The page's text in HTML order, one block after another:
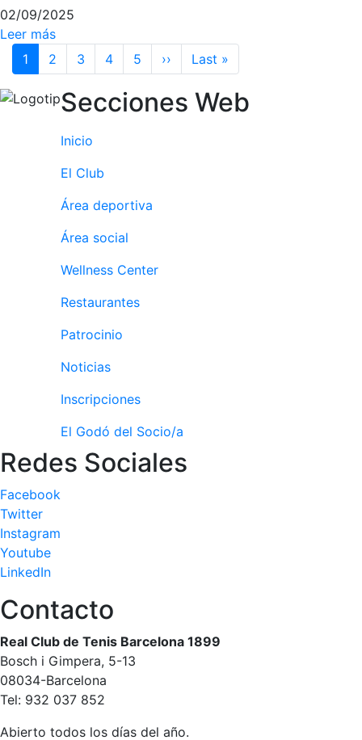
02/09/2025
Leer más
Paginación
1 2 3 4 5 ›› Siguiente página
Last »
Secciones Web
Inicio
El Club
Área deportiva
Área social
Wellness Center
Restaurantes
Patrocinio
Noticias
Inscripciones
El Godó del Socio/a
Redes Sociales
Facebook
Twitter
Instagram
Youtube
LinkedIn
Contacto
Real Club de Tenis Barcelona 1899
Bosch i Gimpera, 5-13
08034-Barcelona
Tel: 932 037 852
Abierto todos los días del año.